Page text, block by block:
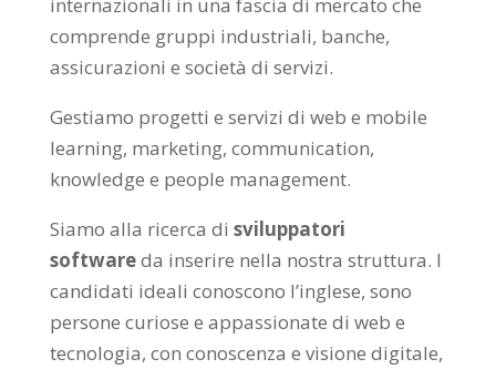
comprende gruppi industriali, banche,
assicurazioni e società di servizi.
Gestiamo progetti e servizi di web e mobile
learning, marketing, communication,
knowledge e people management.
Siamo alla ricerca di sviluppatori
softwareda inserire nella nostra struttura. I
candidati ideali conoscono l’inglese, sono
persone curiose e appassionate di web e
tecnologia, con conoscenza e visione digitale,